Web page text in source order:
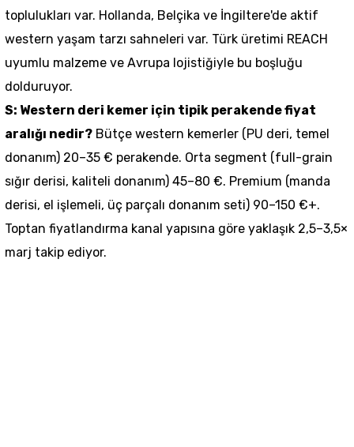
toplulukları var. Hollanda, Belçika ve İngiltere'de aktif
western yaşam tarzı sahneleri var. Türk üretimi REACH
uyumlu malzeme ve Avrupa lojistiğiyle bu boşluğu
dolduruyor.
S: Western deri kemer için tipik perakende fiyat
aralığı nedir? Bütçe western kemerler (PU deri, temel
donanım) 20–35 € perakende. Orta segment (full-grain
sığır derisi, kaliteli donanım) 45–80 €. Premium (manda
derisi, el işlemeli, üç parçalı donanım seti) 90–150 €+.
Toptan fiyatlandırma kanal yapısına göre yaklaşık 2,5–3,5×
marj takip ediyor.